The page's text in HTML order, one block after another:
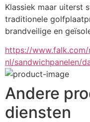
Klassiek maar uiterst
traditionele
brandveilige en
https://
nl/sandwichpanelen/
Andere
diensten